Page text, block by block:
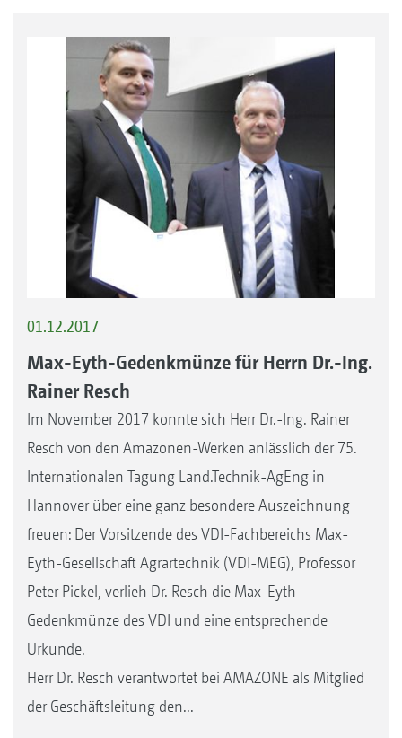
01.12.2017
Max-Eyth-Gedenkmünze für Herrn Dr.-Ing.
Rainer Resch
Im November 2017 konnte sich Herr Dr.-Ing. Rainer
Resch von den Amazonen-Werken anlässlich der 75.
Internationalen Tagung Land.Technik-AgEng in
Hannover über eine ganz besondere Auszeichnung
freuen: Der Vorsitzende des VDI-Fachbereichs Max-
Eyth-Gesellschaft Agrartechnik (VDI-MEG), Professor
Peter Pickel, verlieh Dr. Resch die Max-Eyth-
Gedenkmünze des VDI und eine entsprechende
Urkunde.
Herr Dr. Resch verantwortet bei AMAZONE als Mitglied
der Geschäftsleitung den...